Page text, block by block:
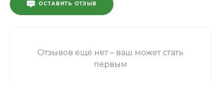
ОСТАВИТЬ ОТЗЫВ
Отзывов ещё нет – ваш может стать
первым